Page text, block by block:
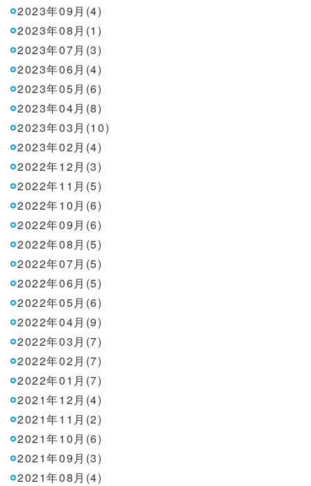
2023年09月(4)
2023年08月(1)
2023年07月(3)
2023年06月(4)
2023年05月(6)
2023年04月(8)
2023年03月(10)
2023年02月(4)
2022年12月(3)
2022年11月(5)
2022年10月(6)
2022年09月(6)
2022年08月(5)
2022年07月(5)
2022年06月(5)
2022年05月(6)
2022年04月(9)
2022年03月(7)
2022年02月(7)
2022年01月(7)
2021年12月(4)
2021年11月(2)
2021年10月(6)
2021年09月(3)
2021年08月(4)